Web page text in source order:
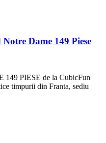
Dame 149 Piese
PIESE de la CubicFun
timpurii din Franta, sediu